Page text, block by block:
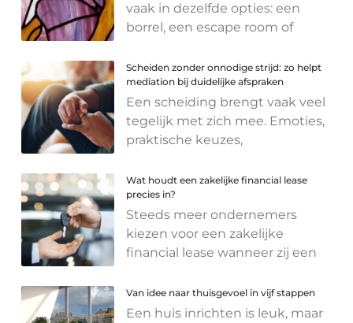
vaak in dezelfde opties: een
borrel, een escape room of
Scheiden zonder onnodige strijd: zo helpt
mediation bij duidelijke afspraken
Een scheiding brengt vaak veel
tegelijk met zich mee. Emoties,
praktische keuzes,
Wat houdt een zakelijke financial lease
precies in?
Steeds meer ondernemers
kiezen voor een zakelijke
financial lease wanneer zij een
Van idee naar thuisgevoel in vijf stappen
Een huis inrichten is leuk, maar